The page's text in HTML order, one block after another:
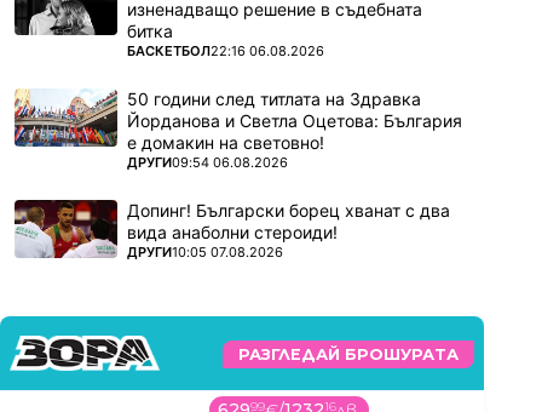
изненадващо решение в съдебната
битка
ПОВЕЧЕ ОТ
БАСКЕТБОЛ22:16 06.08.2026
50 години след титлата на Здравка
Йорданова и Светла Оцетова: България
е домакин на световно!
ПОВЕЧЕ ОТ
ДРУГИ09:54 06.08.2026
Допинг! Български борец хванат с два
вида анаболни стероиди!
ПОВЕЧЕ ОТ
ДРУГИ10:05 07.08.2026
РАЗГЛЕДАЙ БРОШУРАТА
99 16